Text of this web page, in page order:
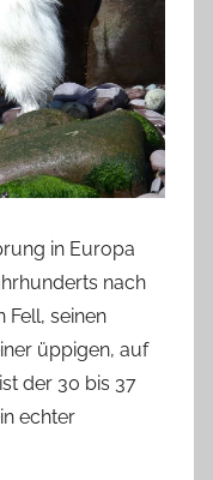
in Europa
nach
Fell, seinen
üppigen, auf
der 30 bis 37
echter